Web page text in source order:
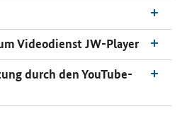
Videodienst JW-Player
durch den YouTube-